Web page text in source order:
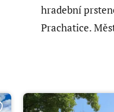
hradební
Prachatice.